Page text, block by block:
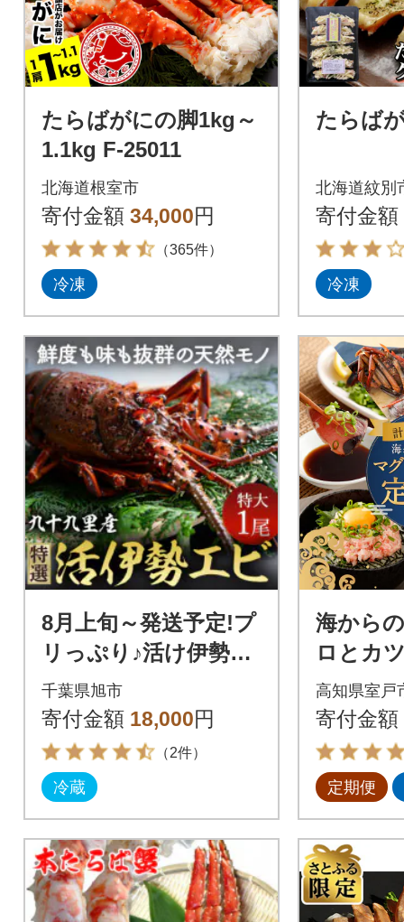
たらばがにの脚1kg～
1.1kg F-25011
北海道根室市
寄付金額 34,000円
（365件）
冷凍
たらば
北海道紋別
寄付金額
冷凍
8月上旬～発送予定!プ
リっぷり♪活け伊勢海
老1尾400～500g
千葉県旭市
寄付金額 18,000円
（2件）
冷蔵
海から
ロとカ
【5回お
ナ支援
高知県室戸
寄付金額
定期便